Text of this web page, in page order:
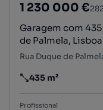
1 230 000 €
Garagem com
de Palmela, Lisboa
Preço por metro
435 m²
Profissional